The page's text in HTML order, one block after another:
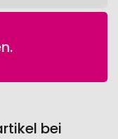
bei